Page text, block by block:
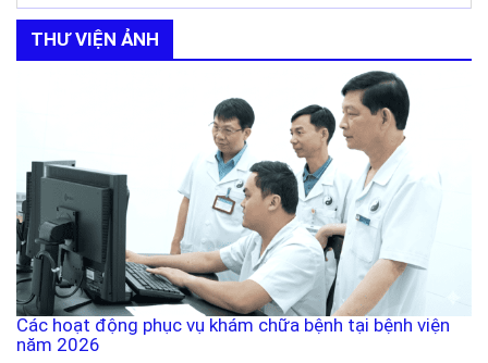
THƯ VIỆN ẢNH
Các hoạt động phục vụ khám chữa bệnh tại bệnh viện
năm 2026